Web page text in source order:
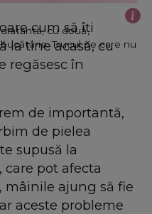
cu două
Trucul pe care nu
cum să îți
la tine acasă, cu
regăsesc în
de importantă,
de pielea
supusă la
pot afecta
mâinile ajung să fie
aceste probleme